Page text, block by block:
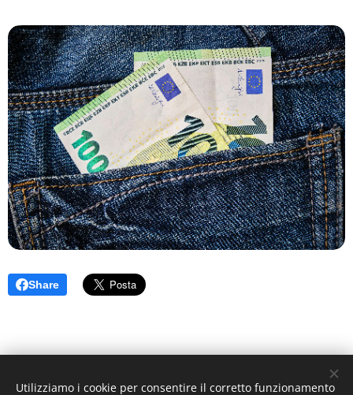
Share
Utilizziamo i cookie per consentire il corretto funzionamento